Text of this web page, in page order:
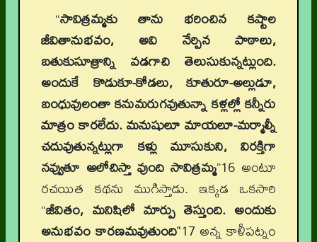
“సావిత్రమ్మకు తాను భరించిన కష్టాల
జీవితానుభవం, అవి నేర్పిన పాఠాలు,
బతుకుసూత్రాన్ని వడగాచి తెలుసుకున్నట్లుంది.
అందుకే కొడుకూ-కోడలు, కూతురూ-అల్లుడూ,
బంధువులంతా కనుమరుగవుతున్నా కళ్లల్లో కన్నీరు
మాత్రం కారలేదు. మనుషులూ మాయలూ-మర్మాల్నీ
చదువుతున్నట్లుగా కళ్లు మూసుకుని, విరక్తిగా
నవ్వుతూ ఆలోచిస్తా వుంది సావిత్రమ్మ”16 అంటూ
రచయిత కథను ముగిస్తాడు. ఇక్కడ ఒకసారి
“జీవితం, మనిషిలో మార్పు తెస్తుంది. అందుకు
అనుభవం కారణమవుతుంది"17 అన్న కాళీపట్నం